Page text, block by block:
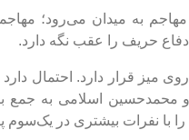
به میدان می‌رود؛
حریف را عقب نگه دارد.
روی میز قرار دارد. احتمال
اسلامی به جمع
را با نفرات بیشتری در